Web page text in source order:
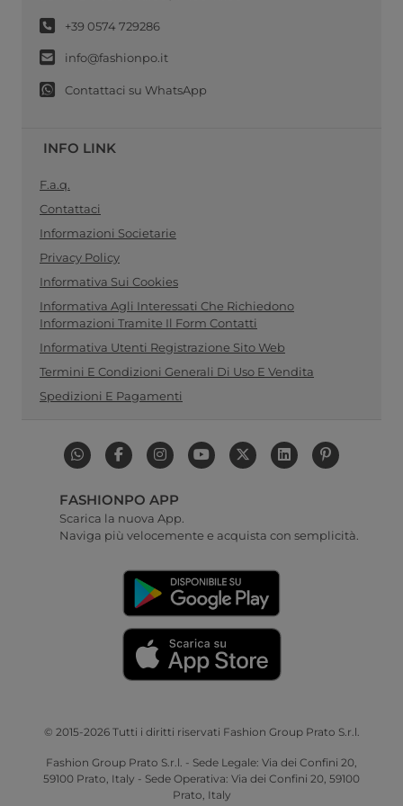
+39 0574 729286
info@fashionpo.it
Contattaci su WhatsApp
INFO LINK
F.a.q.
Contattaci
Informazioni Societarie
Privacy Policy
Informativa Sui Cookies
Informativa Agli Interessati Che Richiedono
Informazioni Tramite Il Form Contatti
Informativa Utenti Registrazione Sito Web
Termini E Condizioni Generali Di Uso E Vendita
Spedizioni E Pagamenti
FASHIONPO APP
Scarica la nuova App.
Naviga più velocemente e acquista con semplicità.
© 2015-2026 Tutti i diritti riservati Fashion Group Prato S.r.l.
Fashion Group Prato S.r.l. - Sede Legale: Via dei Confini 20,
59100 Prato, Italy - Sede Operativa: Via dei Confini 20, 59100
Prato, Italy